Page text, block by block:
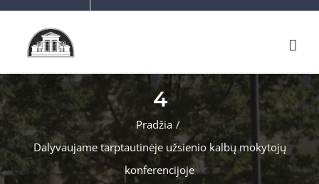
4
Pradžia /
Dalyvaujame tarptautinėje užsienio kalbų mokytojų
konferencijoje